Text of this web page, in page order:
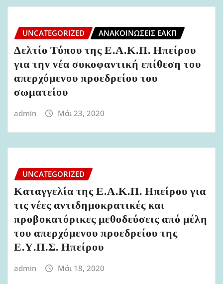
UNCATEGORIZED ΑΝΑΚΟΙΝΏΣΕΙΣ ΕΑΚΠ
Δελτίο Τύπου της Ε.Α.Κ.Π. Ηπείρου
για την νέα συκοφαντική επίθεση του
απερχόμενου προεδρείου του
σωματείου
admin Μάι 23, 2020
UNCATEGORIZED
Καταγγελία της Ε.Α.Κ.Π. Ηπείρου για
τις νέες αντιδημοκρατικές και
προβοκατόρικες μεθοδεύσεις από μέλη
του απερχόμενου προεδρείου της
Ε.Υ.Π.Σ. Ηπείρου
admin Μάι 18, 2020